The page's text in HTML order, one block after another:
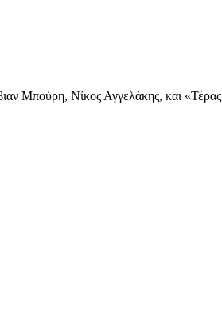
Μπούρη, Νίκος Αγγελάκης, και